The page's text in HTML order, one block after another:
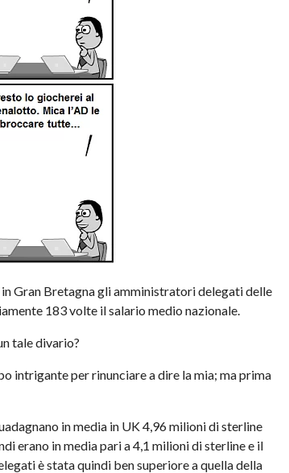
Gran Bretagna gli amministratori delegati delle
183 volte il salario medio nazionale.
tale divario?
intrigante per rinunciare a dire la mia; ma prima
in media in UK 4,96 milioni di sterline
erano in media pari a 4,1 milioni di sterline e il
è stata quindi ben superiore a quella della